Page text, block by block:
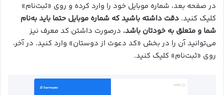
در صفحه بعد، شماره موبایل خود را وارد کرده و روی «ثبت‌نام»
کلیک کنید. دقت داشته باشید که شماره موبایل حتما باید به‌نام
شما و متعلق به خودتان باشد. درصورت داشتن کد معرف نیز
می‌توانید آن را در بخش «کد دعوت از دوستان» وارد کنید. در آخر،
روی «ثبت‌نام» کلیک کنید.